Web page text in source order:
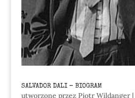
SALVADOR DALI – BIOGRAM
utworzone przez Piotr Wildanger|